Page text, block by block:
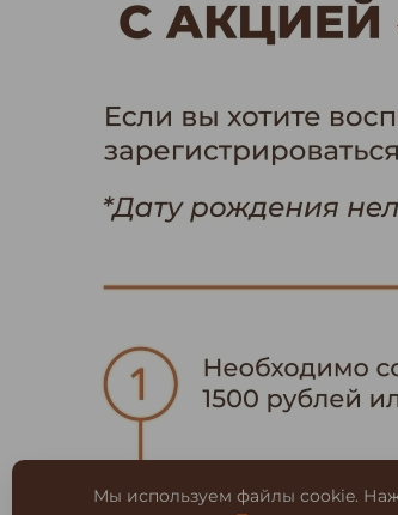
Мы используем файлы cookie.